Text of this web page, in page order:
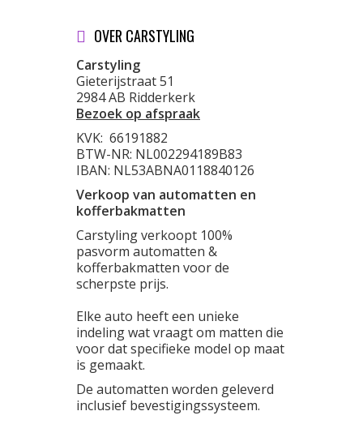
OVER CARSTYLING
Carstyling
Gieterijstraat 51
2984 AB Ridderkerk
Bezoek op afspraak
KVK: 66191882
BTW-NR: NL002294189B83
IBAN: NL53ABNA0118840126
Verkoop van automatten en
kofferbakmatten
Carstyling verkoopt 100%
pasvorm automatten &
kofferbakmatten voor de
scherpste prijs.
Elke auto heeft een unieke
indeling wat vraagt om matten die
voor dat specifieke model op maat
is gemaakt.
De automatten worden geleverd
inclusief bevestigingssysteem.